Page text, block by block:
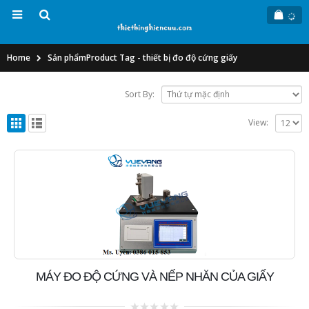
Home Sản phẩmProduct Tag -thiết bị đo độ cứng giấy
Sort By:
View:
MÁY ĐO ĐỘ CỨNG VÀ NẾP NHĂN CỦA GIẤY